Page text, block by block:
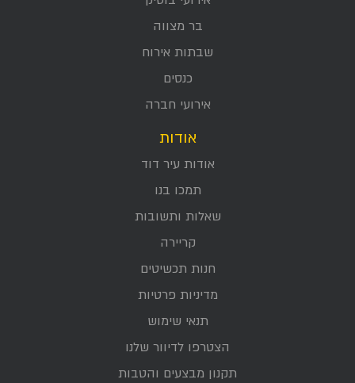
בר מצווה
שבתות אירוח
כנסים
אירועי חברה
אודות
אודות עיר דוד
תמכו בנו
שאלות ותשובות
קריירה
חנות תכשיטים
מדיניות פרטיות
תנאי שימוש
הצטרפו לדיוור שלנו
תקנון מבצעים והטבות